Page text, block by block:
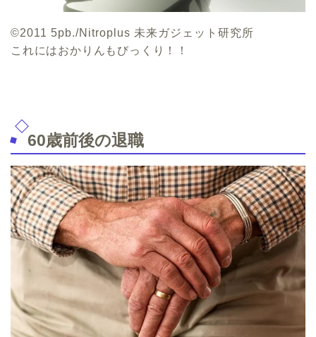
©2011 5pb./Nitroplus 未来ガジェット研究所
これにはおかりんもびっくり！！
60歳前後の退職